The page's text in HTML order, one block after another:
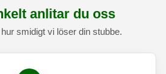
anlitar du oss
smidigt vi löser din stubbe.